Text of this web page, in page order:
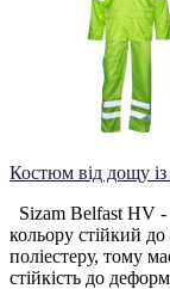
Костюм від дощу
Sizam Belfast HV -
кольору стійкий
поліестеру, тому
стійкість до